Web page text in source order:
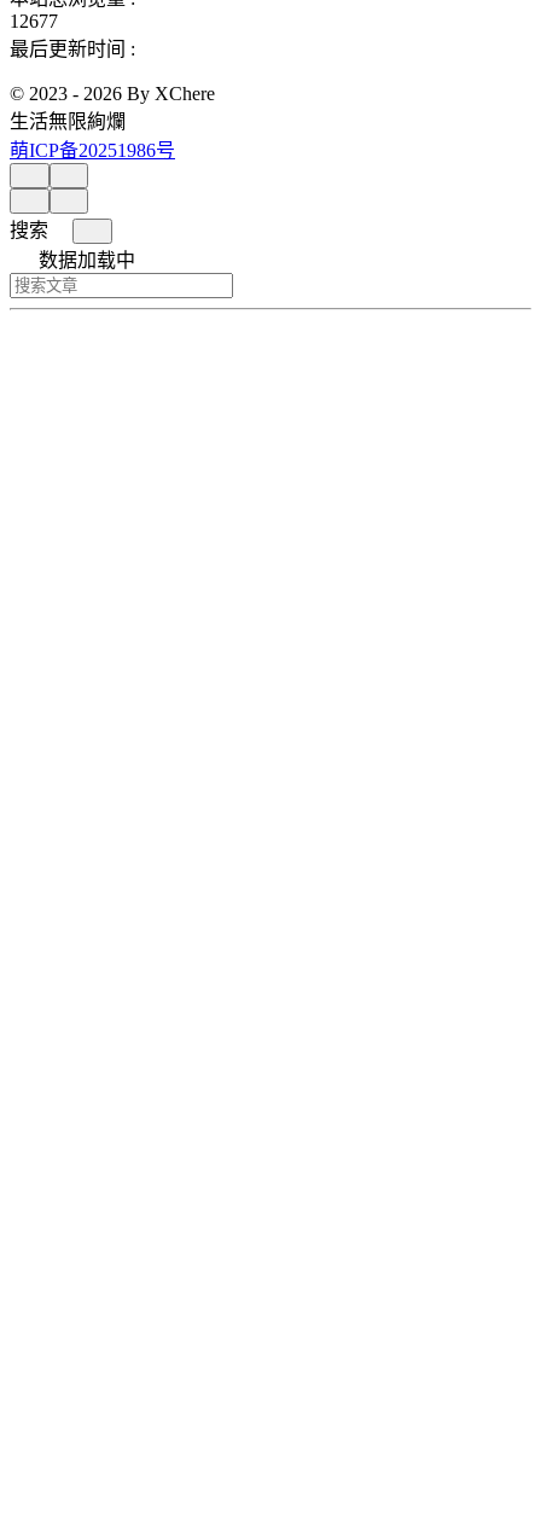
12677
最后更新时间 :
© 2023 - 2026 By XChere
生活無限絢爛
萌ICP备20251986号
搜索
数据加载中